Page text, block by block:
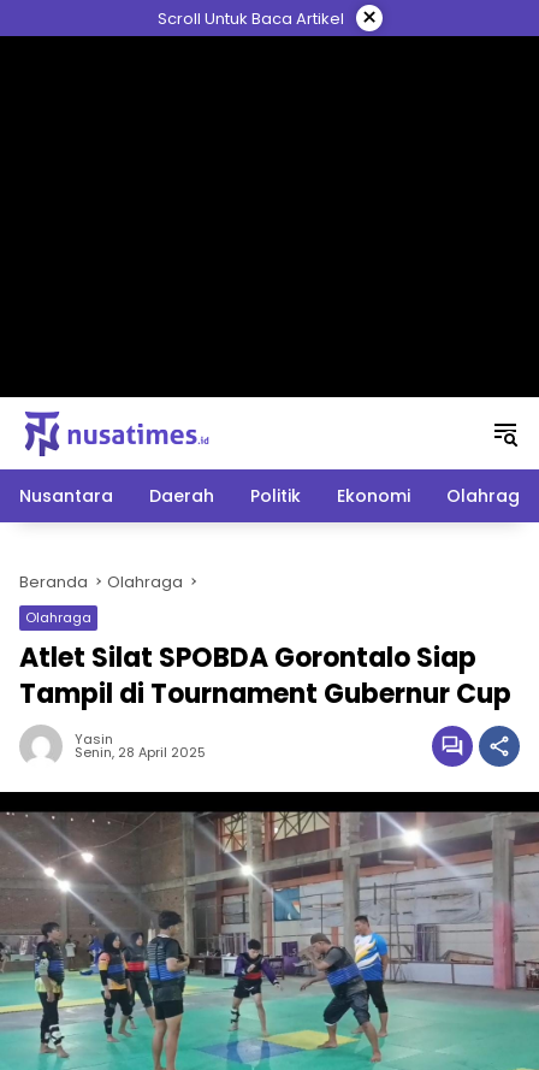
ke
Scroll Untuk Baca Artikel ×
Nusantara Daerah Politik Ekonomi Olahraga
Beranda Olahraga
Olahraga
Atlet Silat SPOBDA Gorontalo Siap
Tampil di Tournament Gubernur Cup
Yasin
Senin, 28 April 2025